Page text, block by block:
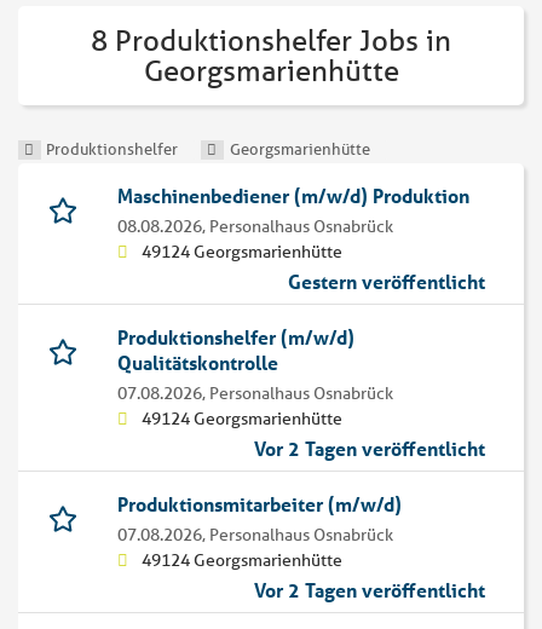
8 Produktionshelfer Jobs in
Georgsmarienhütte
Produktionshelfer Georgsmarienhütte
Maschinenbediener (m/w/d) Produktion
08.08.2026, Personalhaus Osnabrück
49124 Georgsmarienhütte
Gestern veröffentlicht
Produktionshelfer (m/w/d)
Qualitätskontrolle
07.08.2026, Personalhaus Osnabrück
49124 Georgsmarienhütte
Vor 2 Tagen veröffentlicht
Produktionsmitarbeiter (m/w/d)
07.08.2026, Personalhaus Osnabrück
49124 Georgsmarienhütte
Vor 2 Tagen veröffentlicht